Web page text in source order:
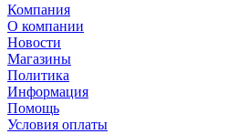
Компания
О компании
Новости
Магазины
Политика
Информация
Помощь
Условия оплаты